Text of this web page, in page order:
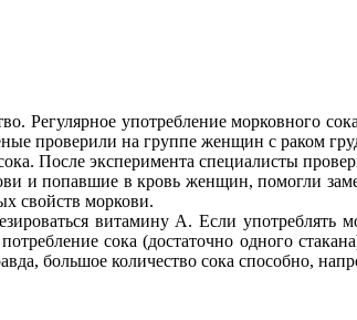
Регулярное употребление морковного
проверили на группе женщин с раком
После эксперимента специалисты
и попавшие в кровь женщин, помогли
свойств моркови.
витамину А. Если употреблять
сока (достаточно одного
большое количество сока способно,